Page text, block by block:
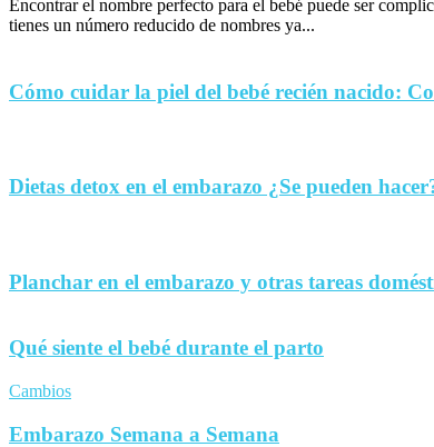
Encontrar el nombre perfecto para el bebé puede ser
tienes un número reducido de nombres ya...
Cómo cuidar la piel del bebé recién nacido:
Dietas detox en el embarazo ¿Se pueden
Planchar en el embarazo y otras tareas
Qué siente el bebé durante el parto
Cambios
Embarazo Semana a Semana